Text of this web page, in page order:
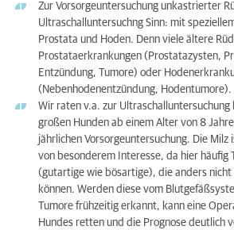
Zur Vorsorgeuntersuchung unkastrierter
Ultraschalluntersuchng Sinn: mit
Prostata und Hoden. Denn viele ältere
Prostataerkrankungen (Prostatazysten,
Entzündung, Tumore) oder
(Nebenhodenentzündung, Hodentumore).
Wir raten v.a. zur
großen Hunden ab einem Alter von 8
jährlichen Vorsorgeuntersuchung. Die Milz
von besonderem Interesse, da hier häufig
(gutartige wie bösartige), die anders
können. Werden diese vom
Tumore frühzeitig erkannt, kann eine
Hundes retten und die Prognose deutlich